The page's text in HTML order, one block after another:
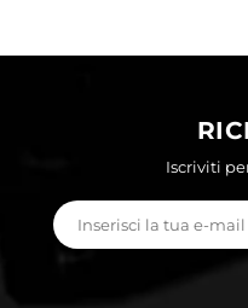
Iscriviti